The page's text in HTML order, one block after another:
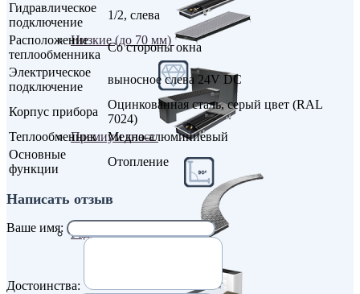
Низкие (до 70 мм)
Премиум класс
Радиусные/Угловые
Гидравлическое
подключение
1/2, слева
Расположение
теплообменника
Со стороны окна
Электрическое
подключение
выносное слева 24V DC
Корпус прибора
Оцинкованная сталь, серый цвет (RAL
7024)
Теплообменник
Медно-алюминиевый
Основные
функции
Отопление
Написать отзыв
Ваше имя:
Достоинства: